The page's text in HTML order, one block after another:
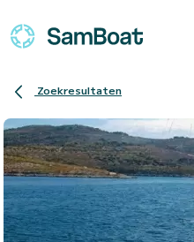
Zoekresultaten